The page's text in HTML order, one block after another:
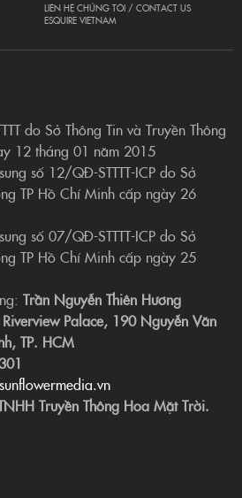
LIÊN HỆ CHÚNG TÔI / CONTACT US
ESQUIRE VIETNAM
do Sở Thông Tin và Truyền Thông
12 tháng 01 năm 2015
số 12/QĐ-STTTT-ICP do Sở
TP Hồ Chí Minh cấp ngày 26
số 07/QĐ-STTTT-ICP do Sở
TP Hồ Chí Minh cấp ngày 25
Trần Nguyễn Thiên Hương
Palace, 190 Nguyễn Văn
TP. HCM
Truyền Thông Hoa Mặt Trời.